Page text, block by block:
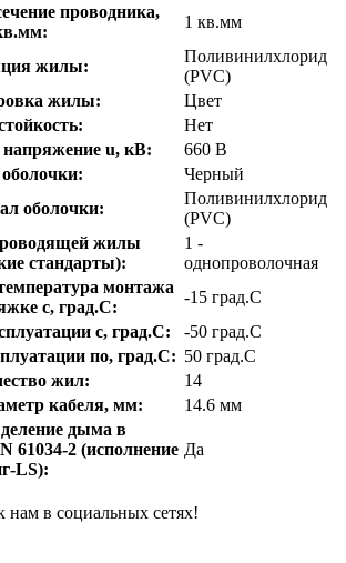
проводника,
1 кв.мм
жилы:
Поливинилхлорид
(PVC)
жилы:
Цвет
Нет
u, кВ:
660 В
Черный
оболочки:
Поливинилхлорид
(PVC)
жилы
стандарты):
1 -
однопроволочная
монтажа
с, град.C:
-15 град.C
с, град.C:
-50 град.C
по, град.C: 50 град.C
жил:
14
кабеля, мм:
14.6 мм
дыма в
61034-2 (исполнение
LS):
Да
нам в социальных сетях!